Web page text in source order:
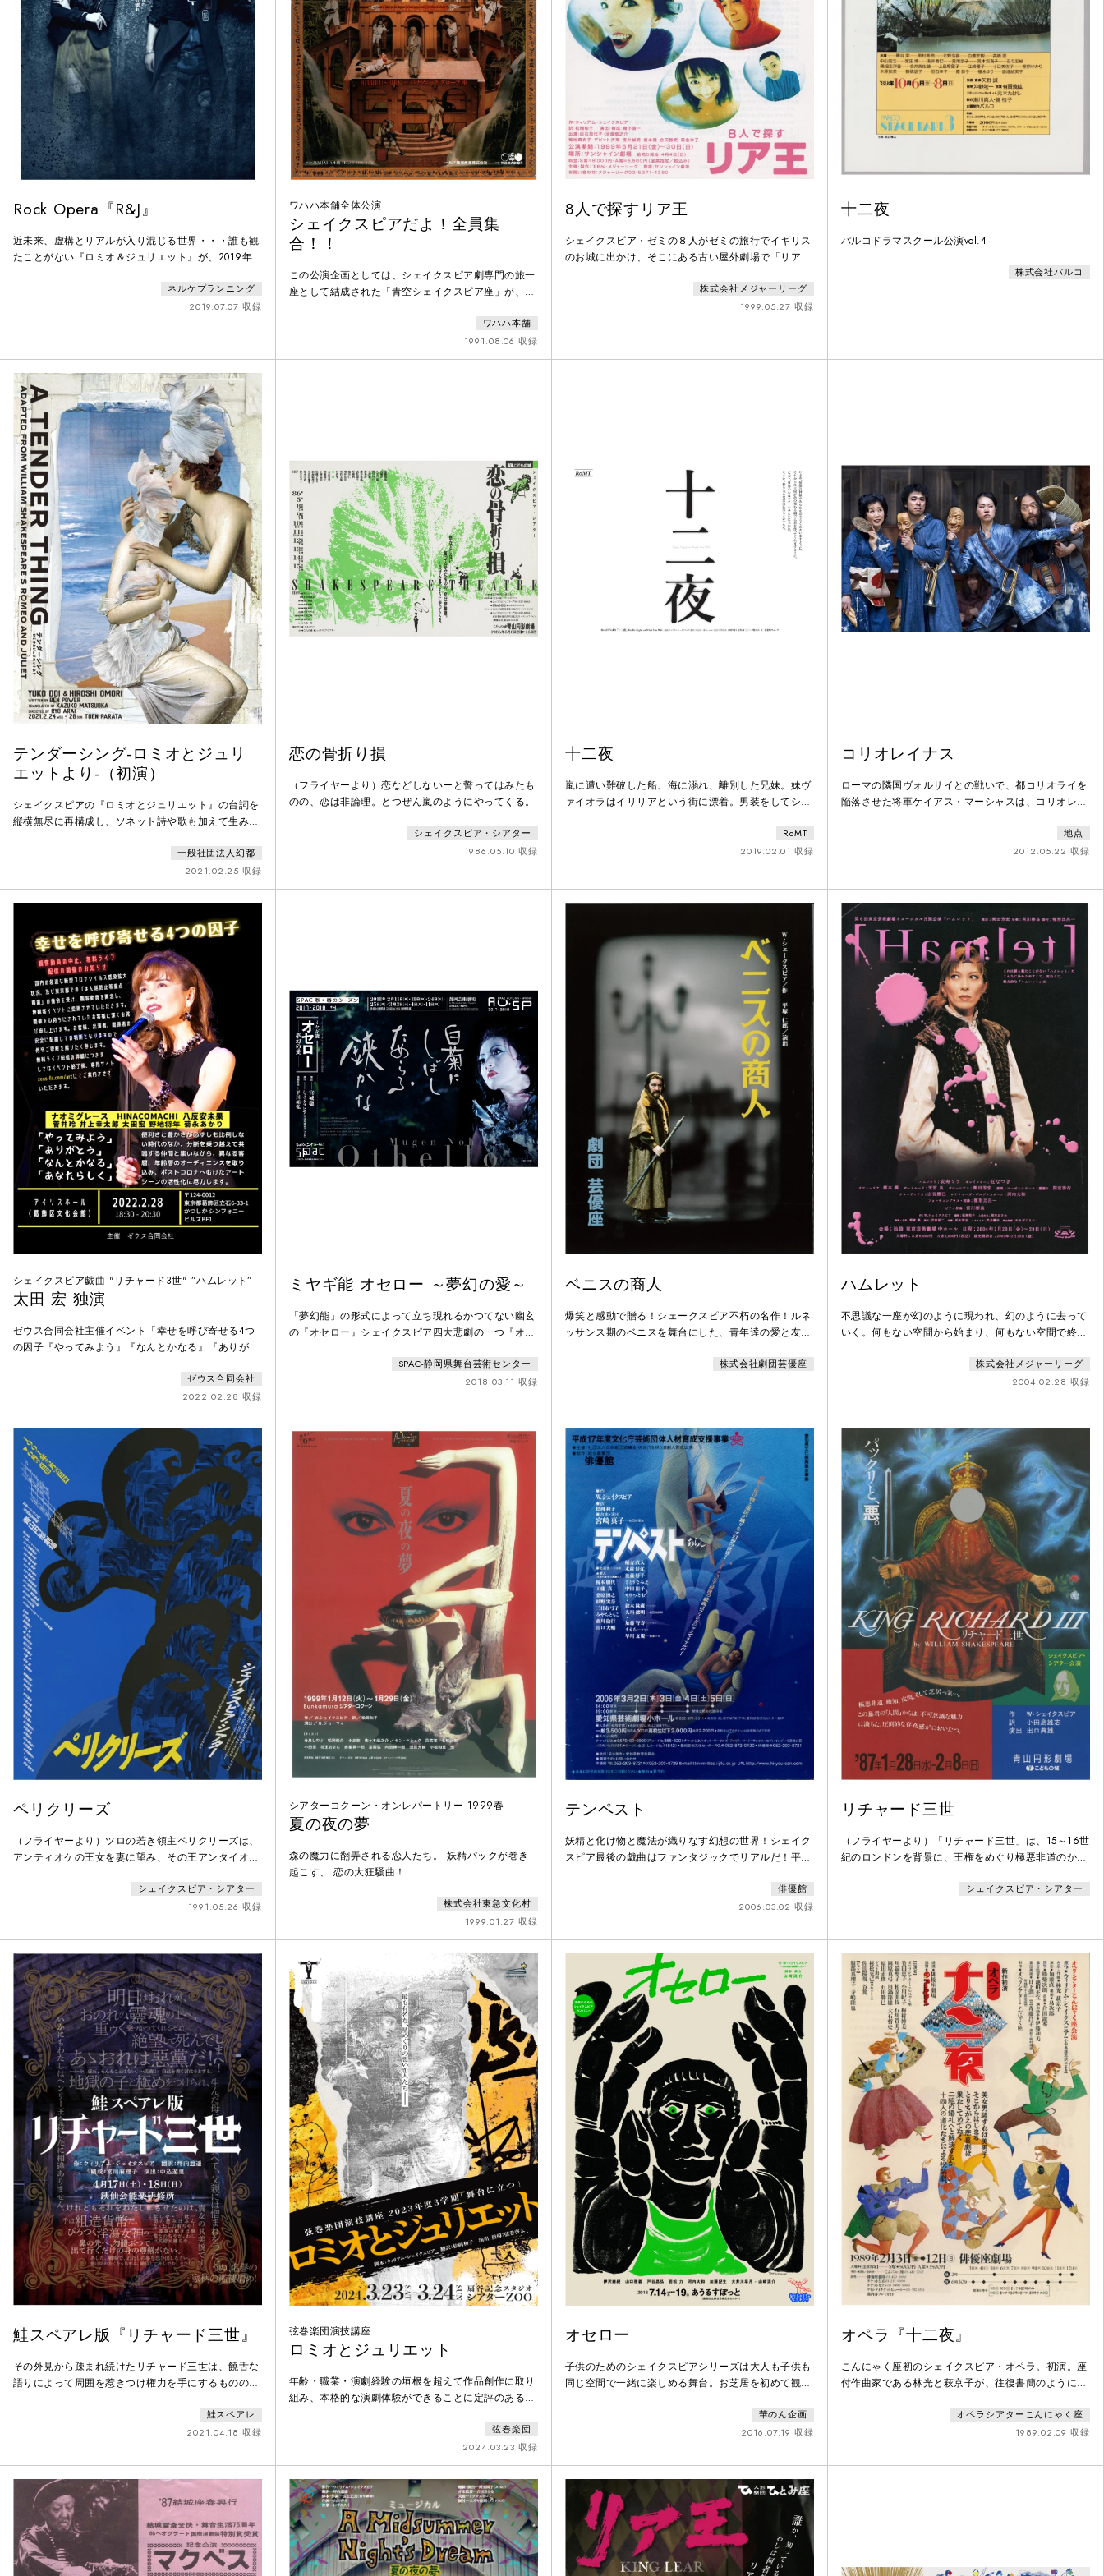
Rock Opera『R&J』
近未来、虚構とリアルが入り混じる世界・・・誰も観
たことがない『ロミオ＆ジュリエット』が、2019年
【あらすじ】ロミオ「一目惚れって信じる？」ジュリ
エット「信じる！」AIがほとんどの労働を担う時代。
ネルケプランニング
2019.07.07 収録
ワハハ本舗全体公演
シェイクスピアだよ！全員集
合！！
この公演企画としては、シェイクスピア劇専門の旅一
座として結成された「青空シェイクスピア座」が、紆
になった物語を、漫才やダンスやパフォーマンスを劇
中劇にふんだんに盛り込みショースタイルありの構成
で、一座の奮闘劇を描いた作品です。シェイクスピア
ワハハ本舗
1991.08.06 収録
8人で探すリア王
シェイクスピア・ゼミの８人がゼミの旅行でイギリス
のお城に出かけ、そこにある古い屋外劇場で「リア
我々をどこに連れていくのか。８人の旅行者はいつの
まにか、人間の心が嵐のように渦巻いているシェイク
株式会社メジャーリーグ
1999.05.27 収録
十二夜
パルコドラマスクール公演vol.4
株式会社パルコ
テンダーシング-ロミオとジュリ
エットより-（初演）
シェイクスピアの『ロミオとジュリエット』の台詞を
縦横無尽に再構成し、ソネット詩や歌も加えて生み出
夫婦の愛と別離を描いた物語。独創的な手腕で原作を
巧みに再構成したのは、NTl『リーマン・トリロージ
ー』のベン・パワー。翻訳監修はシェイクスピア３７
戯曲の完訳を成し遂げた松岡和子。老夫婦となったロ
ミオとジュリエットを演じるのは、土居裕子と大森博
史。荒井遼の演
一般社団法人幻都
2021.02.25 収録
恋の骨折り損
（フライヤーより）恋などしないーと誓ってはみたも
のの、恋は非論理。とつぜん嵐のようにやってくる。
シェイクスピア・シアター
1986.05.10 収録
十二夜
嵐に遭い難破した船、海に溺れ、離別した兄妹。妹ヴ
ァイオラはイリリアという街に漂着。男装をしてシザ
は伯爵令嬢オリヴィアに求愛中。しかしオリヴィアは
公爵の使いとしてやってきた男装のヴァイオラに一目
リヴィアに想いを寄せている。やがて、船乗りに助け
RoMT
2019.02.01 収録
コリオレイナス
ローマの隣国ヴォルサイとの戦いで、都コリオライを
陥落させた将軍ケイアス・マーシャスは、コリオレイ
ない傲慢の前にその武勲も色あせ、ついにコリオレイ
ナスはローマを追放されてしまう……。ロンドン五輪
らの依頼で制作された地点初のシェイクスピア劇。
地点
2012.05.22 収録
シェイクスピア戯曲 "リチャード3世" ”ハムレット”
太田 宏 独演
ゼウス合同会社主催イベント「幸せを呼び寄せる4つ
の因子『やってみよう』『なんとかなる』『ありがと
開。1部：映像（ゼウス自主映画「12R Singke 」）2
部：独演（野地将年、太田宏、井上幸太郎）3部：
LIVE（Naomi Grace、松下進、HiNACOMACHI 他）
ゼウス合同会社
2022.02.28 収録
ミヤギ能 オセロー ～夢幻の愛～
「夢幻能」の形式によって立ち現れるかつてない幽玄
の『オセロー』シェイクスピア四大悲劇の一つ『オセ
ら猜疑と嫉妬に狂った末、最愛の妻を手にかける――
舞台はもちろん映画化もされるなど、今も世界中で上
能」の形式を用い、オセローに殺された妻デズデモー
ナの側から描くことで、痛切な「愛の物語」へと昇華
させます。「夢幻能
SPAC-静岡県舞台芸術センター
2018.03.11 収録
ベニスの商人
爆笑と感動で贈る！シェークスピア不朽の名作！ルネ
ッサンス期のベニスを舞台にした、青年達の愛と友情
笑いを織り交ぜ、現代の若者に十分楽しめるように配
株式会社劇団芸優座
ハムレット
不思議な一座が幻のように現われ、幻のように去って
いく。何もない空間から始まり、何もない空間で終わ
女優がハムレットやホレイショーを演じ、ガートルー
ドやオフィーリアを男優が演じた。しかしそれが何の
界を映し出し、より明確にドラマの構造を浮き彫りに
した。お芝居好きの人に是非観てほしいと思います。
観たこともない「
株式会社メジャーリーグ
2004.02.28 収録
ペリクリーズ
（フライヤーより）ツロの若き領主ペリクリーズは、
アンティオケの王女を妻に望み、その王アンタイオカ
ってしまう。身の危険を感じて故国に逃げ戻ると、国
事を忠臣ヘリケーナスに託し、刺客の追手を逃れるた
ンタポリスで、その地の王サイモニディーズの娘セー
ザに慕われて結婚する。しかし、故郷からの手紙で急
遽、身重の妻を伴
シェイクスピア・シアター
1991.05.26 収録
シアターコクーン・オンレパートリー 1999春
夏の夜の夢
森の魔力に翻弄される恋人たち。 妖精パックが巻き
起こす、 恋の大狂騒曲！
株式会社東急文化村
1999.01.27 収録
テンペスト
妖精と化け物と魔法が織りなす幻想の世界！シェイク
スピア最後の戯曲はファンタジックでリアルだ！平成
俳優館
2006.03.02 収録
リチャード三世
（フライヤーより）「リチャード三世」は、15～16世
紀のロンドンを背景に、王権をめぐり極悪非道のかぎ
争を描いた作品です。この、世紀を超えたロングセラ
て…。その実際はぜひ劇場でご覧になり、ご自身の五
感で堪能していただきたいのですが、せっかくのこの
機会・・・少しだ
シェイクスピア・シアター
鮭スペアレ版『リチャード三世』
その外見から疎まれ続けたリチャード三世は、饒舌な
語りによって周囲を惹きつけ権力を手にするものの、
リチャードを、形を持たず移り変わっていくものとし
て描き、どんな時代にも現れる言葉巧みな為政者の姿
「何者にもなりきらない」能という演劇の形式を借り
て、リチャードを現代に描き出す。約100年前の坪内
逍遥訳で上演。
鮭スペアレ
2021.04.18 収録
弦巻楽団演技講座
ロミオとジュリエット
年齢・職業・演劇経験の垣根を超えて作品創作に取り
組み、本格的な演劇体験ができることに定評のある弦
ジュリエット』を上演。互いに敵対する両家の間に生
まれた、二人の若い恋人たち。1つの事件を皮切り
に、運命の歯車が狂っていく名作悲劇。
弦巻楽団
2024.03.23 収録
オセロー
子供のためのシェイクスピアシリーズは大人も子供も
同じ空間で一緒に楽しめる舞台。お芝居を初めて観る
けています。シェイクスピア没後400年の年にお贈り
するのは、四大悲劇の一つ、「オセロー」です！お気
に・・・ヴェニスの軍人、ムーア人のオセローは議員
ブラバンショーの娘デズデモーナと恋におち、密かに
結婚する。オセローの
華のん企画
2016.07.19 収録
オペラ『十二夜』
こんにゃく座初のシェイクスピア・オペラ。初演。座
付作曲家である林光と萩京子が、往復書簡のようにし
オペラシアターこんにゃく座
1989.02.09 収録